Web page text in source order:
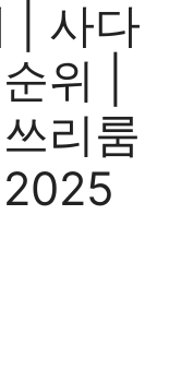
| 사다
위 |
리룸
2025